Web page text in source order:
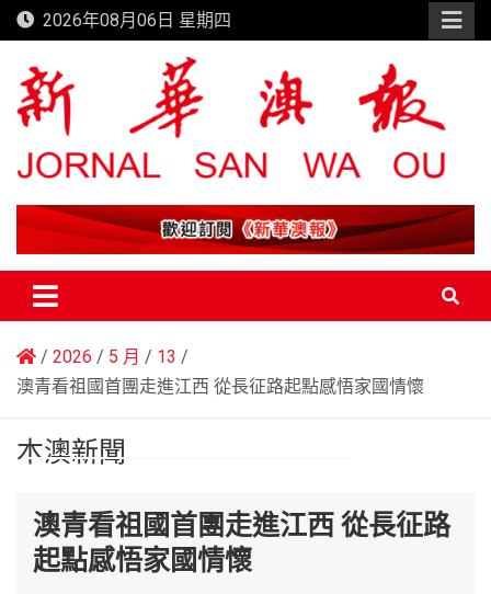
Skip
to
content
2026年08月06日 星期四
新華澳報
2026 5 月
13
澳青看祖國首團走進江西 從長征路起點感悟家國情懷
本澳新聞
澳青看祖國首團走進江西 從長征路
起點感悟家國情懷